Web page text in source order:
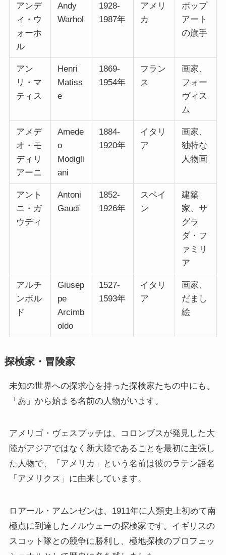
アンデ
ィ・ウ
ォーホ
ル
Andy
Warhol
1928-
1987年
アメリ
カ
ポップ
アート
の旗手
アン
リ・マ
ティス
Henri
Matiss
e
1869-
1954年
フラン
ス
画家、
フォー
ヴィス
ム
アメデ
オ・モ
ディリ
アーニ
Amede
o
Modigli
ani
1884-
1920年
イタリ
ア
画家、
独特な
人物画
アント
ニ・ガ
ウディ
Antoni
Gaudí
1852-
1926年
スペイ
ン
建築
家、サ
グラ
ダ・フ
ァミリ
ア
アルチ
ンボル
ド
Giusep
pe
Arcimb
oldo
1527-
1593年
イタリ
ア
画家、
だまし
絵
探検家・冒険家
未知の世界への探求心を持った探検家たちの中にも、
「あ」から始まる名前の人物がいます。
アメリゴ・ヴェスプッチは、コロンブスが発見した大
陸がアジアではなく新大陸であることを最初に主張し
た人物で、「アメリカ」という名前は彼のラテン語名
「アメリクス」に由来しています。
ロアール・アムンゼンは、1911年に人類史上初めて南
極点に到達したノルウェーの探検家です。イギリスの
スコット隊との競争に勝利し、極地探検のプロフェッ